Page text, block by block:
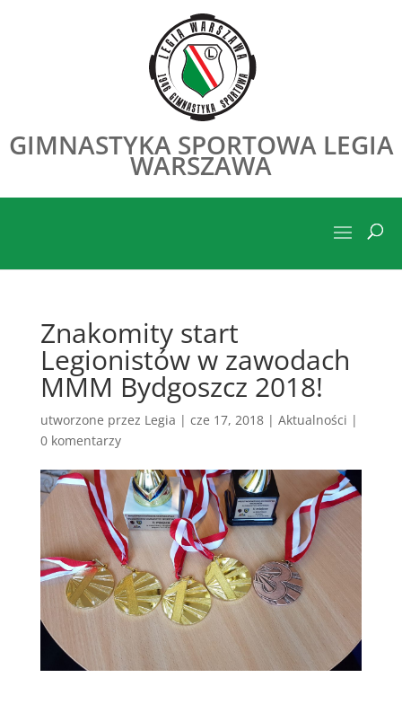
GIMNASTYKA SPORTOWA LEGIA
WARSZAWA
Znakomity start
Legionistów w zawodach
MMM Bydgoszcz 2018!
utworzone przez Legia | cze 17, 2018| Aktualności |
0 komentarzy